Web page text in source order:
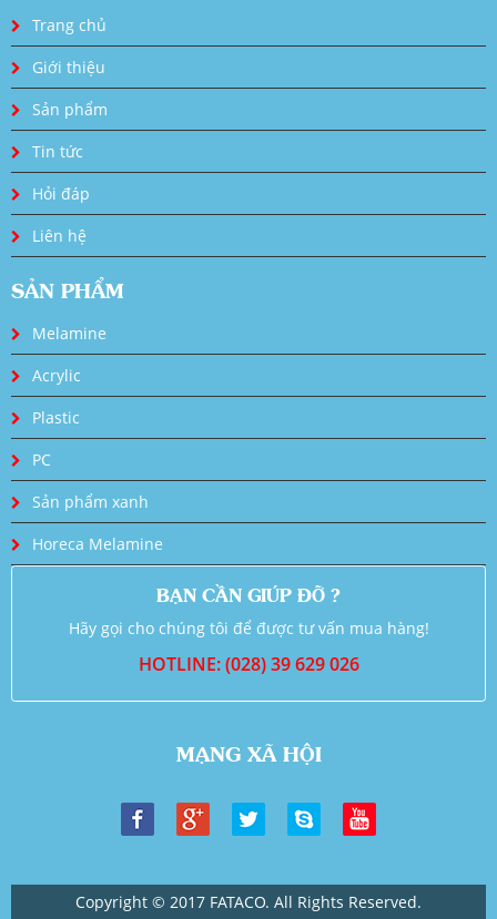
Trang chủ
Giới thiệu
Sản phẩm
Tin tức
Hỏi đáp
Liên hệ
SẢN PHẨM
Melamine
Acrylic
Plastic
PC
Sản phẩm xanh
Horeca Melamine
BẠN CẦN GIÚP ĐỠ ?
Hãy gọi cho chúng tôi để được tư vấn mua hàng!
HOTLINE: (028) 39 629 026
MẠNG XÃ HỘI
Copyright © 2017 FATACO. All Rights Reserved.